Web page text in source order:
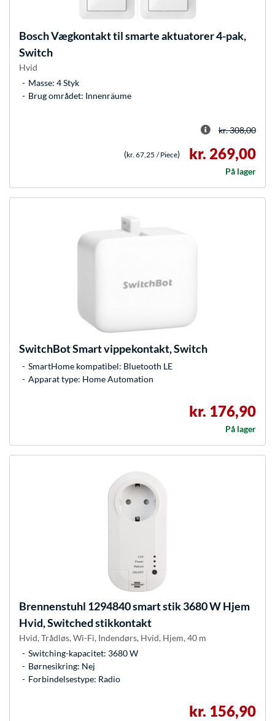
BoschVægkontakt til smarte aktuatorer 4-pak,
Switch
Hvid
Masse: 4 Styk
Brug området: Innenräume
kr. 308,00
(kr. 67,25 / Piece) kr. 269,00
På lager
SwitchBotSmart vippekontakt, Switch
SmartHome kompatibel: Bluetooth LE
Apparat type: Home Automation
kr. 176,90
På lager
Brennenstuhl 1294840 smart stik 3680 W Hjem
Hvid, Switched stikkontakt
Hvid, Trådløs, Wi-Fi, Indendørs, Hvid, Hjem, 40 m
Switching-kapacitet: 3680 W
Børnesikring: Nej
Forbindelsestype: Radio
kr. 156,90